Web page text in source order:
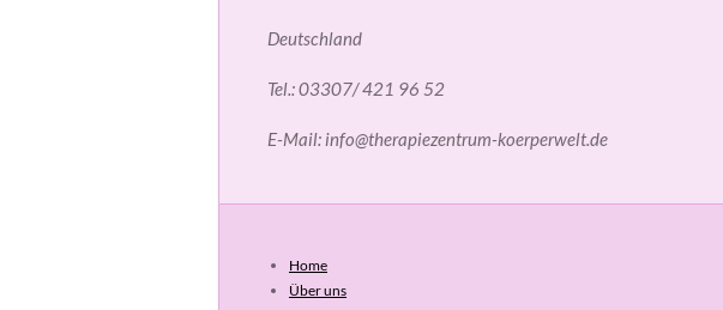
Deutschland
Tel.: 03307/ 421 96 52
E-Mail: info@therapiezentrum-koerperwelt.de
Home
Über uns